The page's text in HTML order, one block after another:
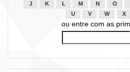
J
K L M N O
U
V W X
ou entre com as